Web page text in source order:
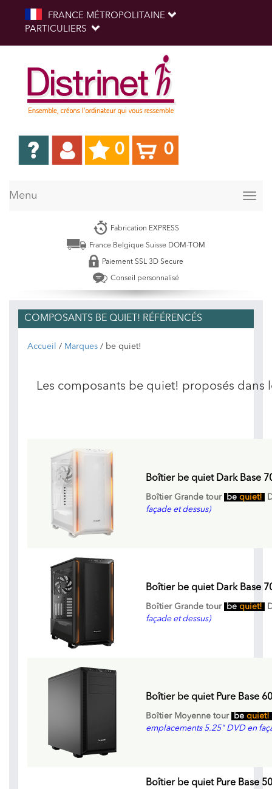
FRANCE MÉTROPOLITAINE
PARTICULIERS
0 0
Menu
Fabrication EXPRESS
France Belgique Suisse DOM-TOM
Paiement SSL 3D Secure
Conseil personnalisé
COMPOSANTS BE QUIET! RÉFÉRENCÉS
Accueil / Marques / be quiet!
Les composants be quiet! proposés dans
Boîtier be quiet Dark Base
Boîtier Grande tour be quiet!
façade et dessus)
Boîtier be quiet Dark Base
Boîtier Grande tour be quiet!
façade et dessus)
Boîtier be quiet Pure Base
Boîtier Moyenne tour be quiet!
emplacements 5.25" DVD en
Boîtier be quiet Pure Base